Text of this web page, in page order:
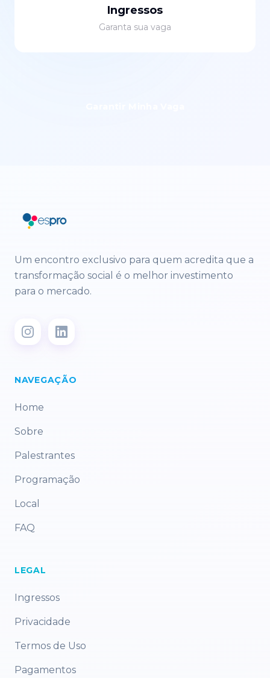
Ingressos
Garanta sua vaga
Um encontro exclusivo para quem acredita que a
transformação social é o melhor investimento
para o mercado.
NAVEGAÇÃO
Home
Sobre
Palestrantes
Programação
Local
FAQ
LEGAL
Ingressos
Privacidade
Termos de Uso
Pagamentos